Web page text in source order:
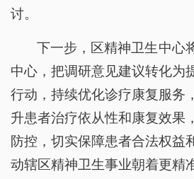
讨。
下一步，区精神卫生中心
中心，把调研意见建议转化为
行动，持续优化诊疗康复服务
升患者治疗依从性和康复效果
防控，切实保障患者合法权益
动辖区精神卫生事业朝着更精